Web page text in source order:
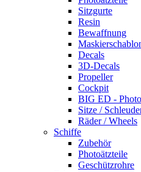
Sitzgurte
Resin
Bewaffnung
Decals
3D-Decals
Propeller
Cockpit
BIG ED -
Sitze /
Räder / Wheels
Schiffe
Zubehör
Photoätzteile
Geschützrohre